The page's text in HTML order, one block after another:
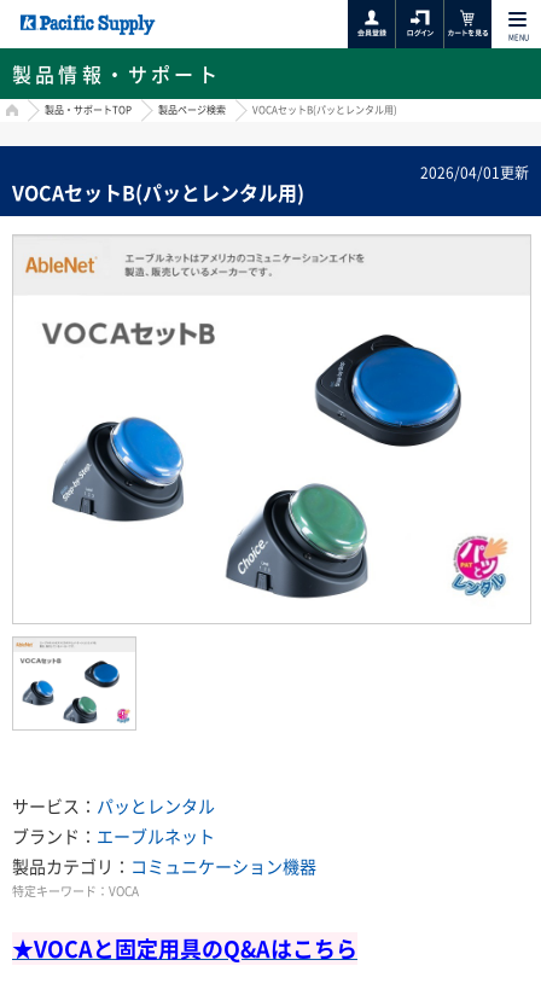
MENU
製品情報・サポート
HOME製品・サポートTOP 製品ページ検索 VOCAセットB(パッとレンタル用)
2026/04/01更新
VOCAセットB(パッとレンタル用)
サービス： パッとレンタル
ブランド： エーブルネット
製品カテゴリ： コミュニケーション機器
特定キーワード： VOCA
★VOCAと固定用具のQ&Aはこちら